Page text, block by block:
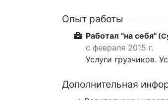
Опыт работы
Работал "на себя"
с февраля 2015 г.
Услуги грузчиков.
Дополнительная